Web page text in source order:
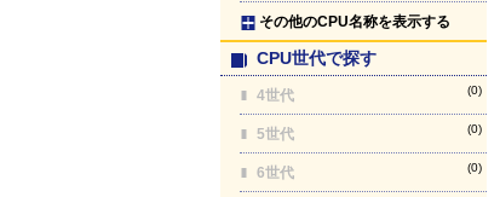
その他のCPU名称を表示する
CPU世代で探す
4世代 (0)
5世代 (0)
6世代 (0)